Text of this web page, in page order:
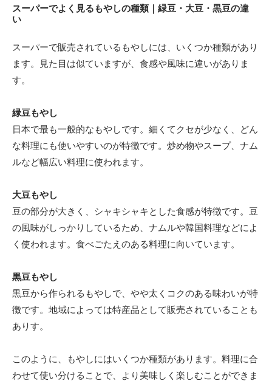
スーパーでよく見るもやしの種類｜緑豆・大豆・黒豆の違
い
スーパーで販売されているもやしには、いくつか種類があり
ます。見た目は似ていますが、食感や風味に違いがありま
す。
緑豆もやし
日本で最も一般的なもやしです。細くてクセが少なく、どん
な料理にも使いやすいのが特徴です。炒め物やスープ、ナム
ルなど幅広い料理に使われます。
大豆もやし
豆の部分が大きく、シャキシャキとした食感が特徴です。豆
の風味がしっかりしているため、ナムルや韓国料理などによ
く使われます。食べごたえのある料理に向いています。
黒豆もやし
黒豆から作られるもやしで、やや太くコクのある味わいが特
徴です。地域によっては特産品として販売されていることも
ありす。
このように、もやしにはいくつか種類があります。料理に合
わせて使い分けることで、より美味しく楽しむことができま